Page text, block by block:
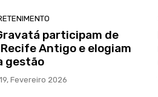
participam de
Antigo e elogiam
gestão
19, Fevereiro 2026